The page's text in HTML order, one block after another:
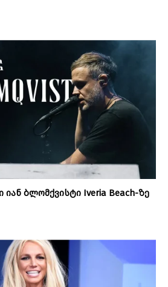
იან ბლომქვისტი Iveria Beach-ზე